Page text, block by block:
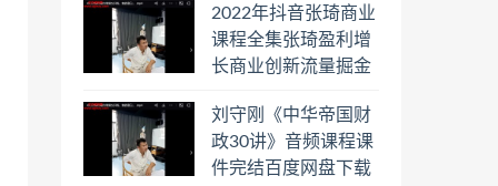
日罗盘教程百度云网
盘会员
2022年抖音张琦商业
课程全集张琦盈利增
长商业创新流量掘金
盘下载学习
刘守刚《中华帝国财
政30讲》音频课程课
件完结百度网盘下载